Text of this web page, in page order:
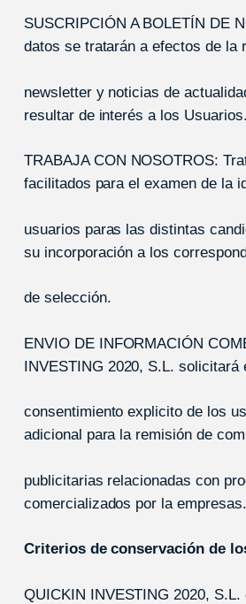
SUSCRIPCIÓN A BOLETÍN DE
datos se tratarán a efectos de la
newsletter y noticias de
resultar de interés a los Usuarios.
TRABAJA CON NOSOTROS:
facilitados para el examen de la
usuarios paras las distintas
su incorporación a los
de selección.
ENVIO DE INFORMACIÓN
INVESTING 2020, S.L. solicitará
consentimiento explicito de los
adicional para la remisión de
publicitarias relacionadas con
comercializados por la empresas.
Criterios de conservación de
QUICKIN INVESTING 2020,